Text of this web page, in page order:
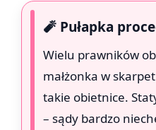
🧨 Pułapka
Wielu prawników
małżonka w
takie obietnice.
– sądy bardzo